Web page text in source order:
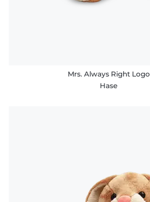
Mrs. Always Right Logo
Hase